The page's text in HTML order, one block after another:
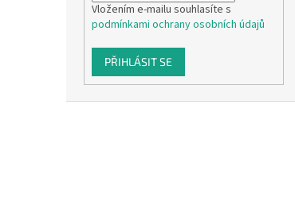
Vložením e-mailu souhlasíte s
podmínkami ochrany osobních údajů
PŘIHLÁSIT SE